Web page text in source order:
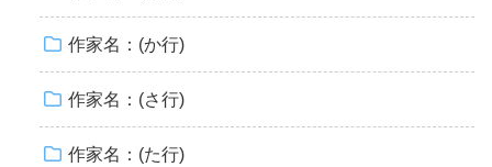
作家名：(か行)
作家名：(さ行)
作家名：(た行)